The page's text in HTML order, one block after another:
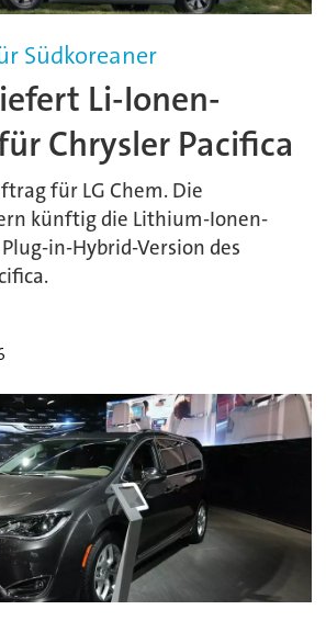
Südkoreaner
Li-Ionen-
Chrysler Pacifica
für LG Chem. Die
künftig die Lithium-Ionen-
in-Hybrid-Version des